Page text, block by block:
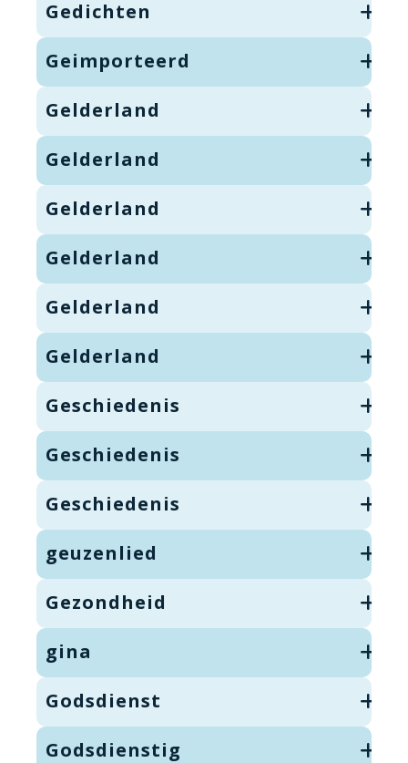
Gedichten
Geimporteerd
Gelderland
Gelderland
Gelderland
Gelderland
Gelderland
Gelderland
Geschiedenis
Geschiedenis
Geschiedenis
geuzenlied
Gezondheid
gina
Godsdienst
Godsdienstig